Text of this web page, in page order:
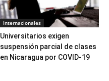
Internacionales
Universitarios exigen
suspensión parcial de clases
en Nicaragua por COVID-19